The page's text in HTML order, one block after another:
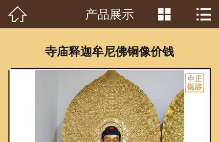
首页
客户见证
常识问答
 产品展示  
寺庙释迦牟尼佛铜像价钱